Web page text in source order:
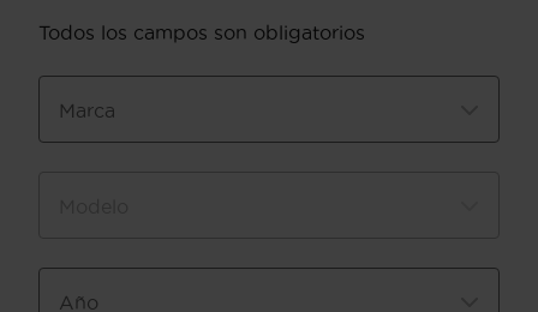
Todos los campos son obligatorios
Marca
Año